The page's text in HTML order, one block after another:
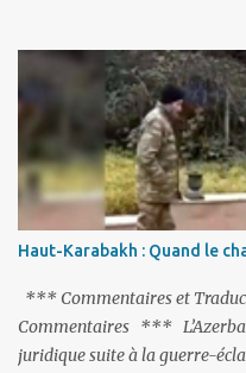
fermés, ses relations avec
refroidies ; Moscou s’était
purge massive. Avec en
suspendue au-dessus de la
à l’UE si la peine de mort est
envers les Etats-Unis : «Si
sacrifieront les relations
prévenu le ministre turc de la
Haut-Karabakh : Quand le
*** Commentaires et
Commentaires ***
juridique suite à la guerre-